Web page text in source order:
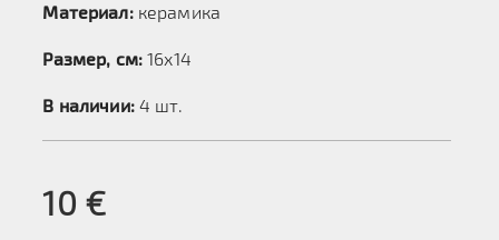
Материал:керамика
Размер, см: 16х14
В наличии:4 шт.
10 €